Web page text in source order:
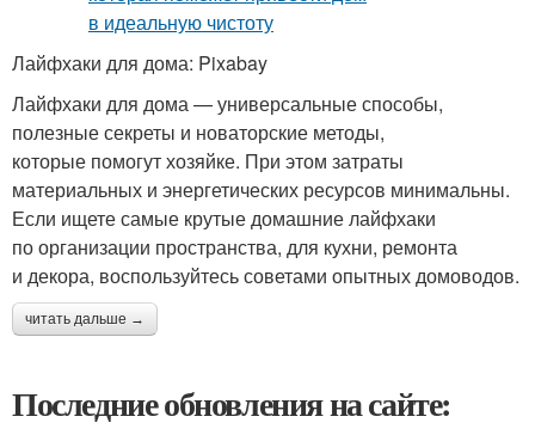
Лайфхаки для дома: Pixabay
Лайфхаки для дома — универсальные способы,
полезные секреты и новаторские методы,
которые помогут хозяйке. При этом затраты
материальных и энергетических ресурсов минимальны.
Если ищете самые крутые домашние лайфхаки
по организации пространства, для кухни, ремонта
и декора, воспользуйтесь советами опытных домоводов.
читать дальше →
Последние обновления на сайте: